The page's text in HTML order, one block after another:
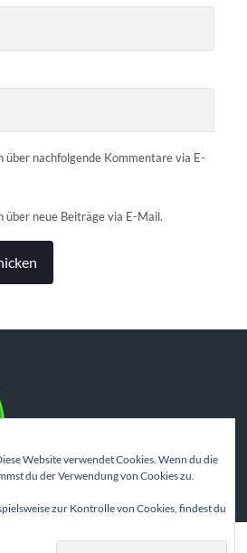
über nachfolgende Kommentare via E-
über neue Beiträge via E-Mail.
Website verwendet Cookies. Wenn du die
du der Verwendung von Cookies zu.
zur Kontrolle von Cookies, findest du